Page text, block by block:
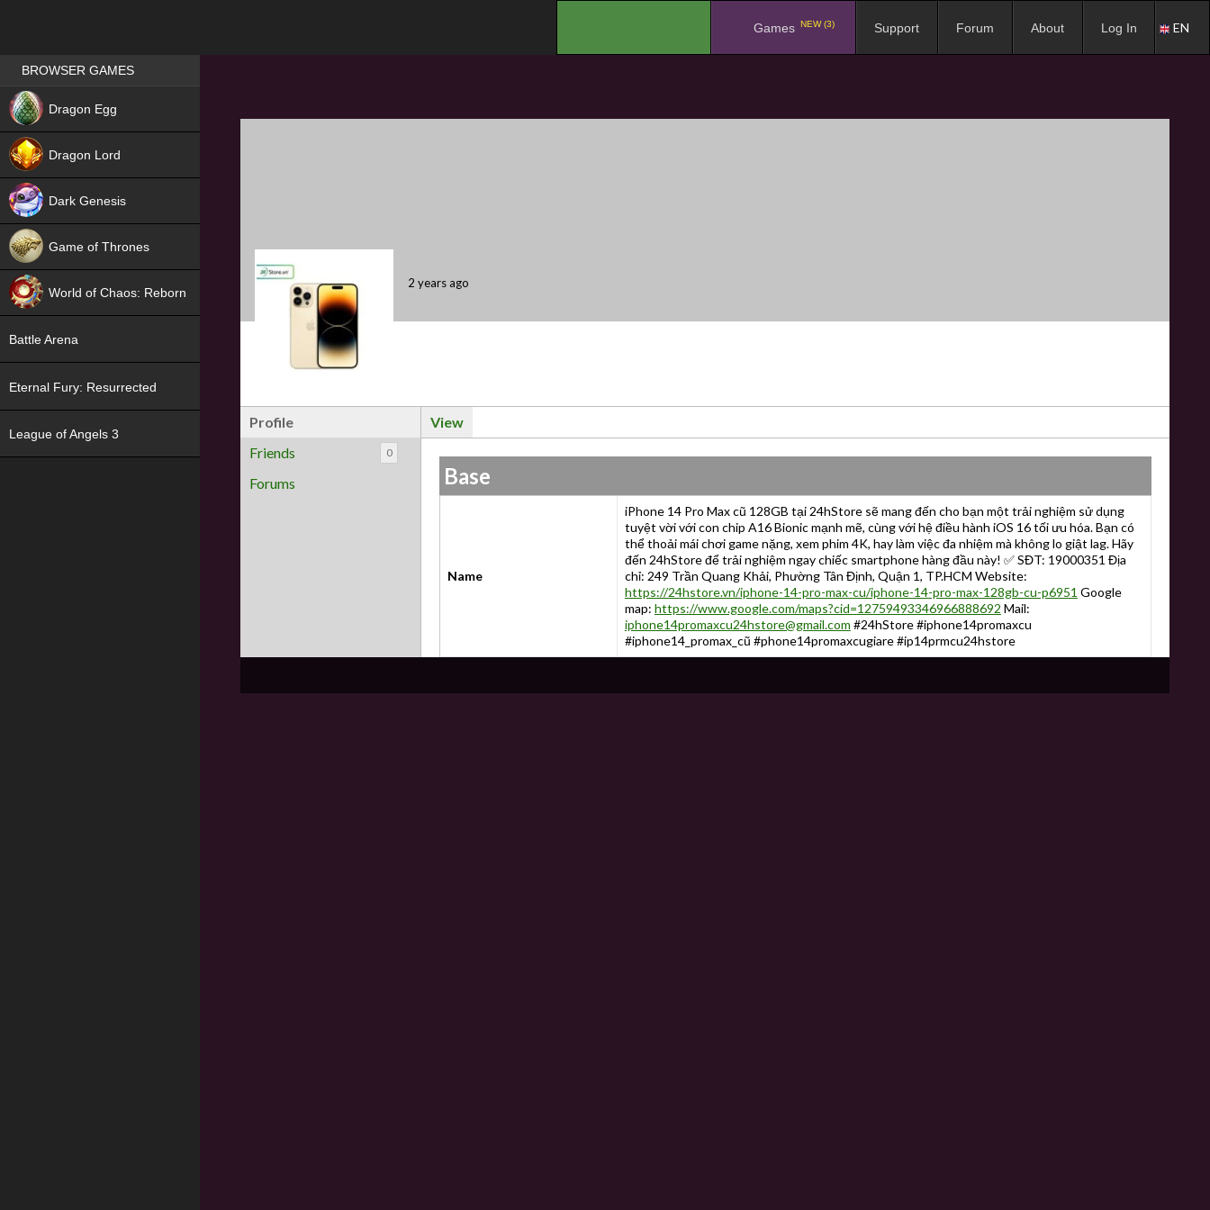
Games NEW (3) Support Forum About Log In EN
2 years ago
Profile
Friends
0
Forums
View
Base
Name
iPhone 14 Pro Max cũ 128GB tại 24hStore sẽ mang đến cho bạn một trải nghiệm sử dụng
tuyệt vời với con chip A16 Bionic mạnh mẽ, cùng với hệ điều hành iOS 16 tối ưu hóa. Bạn có
thể thoải mái chơi game nặng, xem phim 4K, hay làm việc đa nhiệm mà không lo giật lag. Hãy
đến 24hStore để trải nghiệm ngay chiếc smartphone hàng đầu này! ✅ SĐT: 19000351 Địa
chỉ: 249 Trần Quang Khải, Phường Tân Định, Quận 1, TP.HCM Website:
https://24hstore.vn/iphone-14-pro-max-cu/iphone-14-pro-max-128gb-cu-p6951 Google
map: https://www.google.com/maps?cid=12759493346966888692 Mail:
iphone14promaxcu24hstore@gmail.com #24hStore #iphone14promaxcu
#iphone14_promax_cũ #phone14promaxcugiare #ip14prmcu24hstore
Games place
BROWSER GAMES
Dragon Egg
Dragon Lord
Dark Genesis
Game of Thrones
World of Chaos: Reborn
Battle Arena
Eternal Fury: Resurrected
League of Angels 3